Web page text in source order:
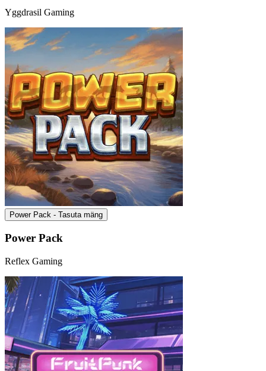
Yggdrasil Gaming
Power Pack - Tasuta mäng
Power Pack
Reflex Gaming